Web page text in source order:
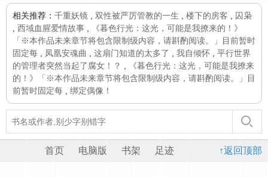
相关推荐： 千重妖镜 双性被严厉管教的一生 楼下的房客
囚枭
西域血腥爱情故事
《暮色行光：这光，可能是我撩来的！》
「※本作品未来章节将包含限制级内容，请斟酌阅读。」目前暂时
固定每
凤凰安魂曲 这扇门知道的太多了 我自倾怀
平行世界
的管理者突然当起了腐女！？
《暮色行光：这光，可能是我撩来
的！》「※本作品未来章节将包含限制级内容，请斟酌阅读。」目
前暂时固定每
绑定偶像！
↑返回顶部
首页 电脑版 书架 足迹